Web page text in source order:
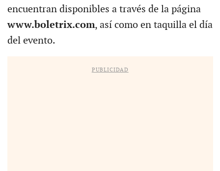
encuentran disponibles a través de la página
www.boletrix.com, así como en taquilla el día
del evento.
PUBLICIDAD